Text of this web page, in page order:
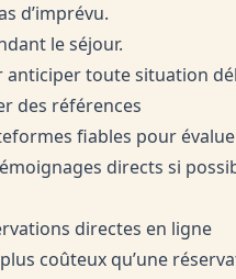
d’imprévu.
le séjour.
toute situation
des références
fiables pour
directs si
directes en ligne
coûteux qu’une